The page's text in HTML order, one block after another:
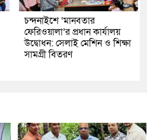
চন্দনাইশে ‘মানবতার
ফেরিওয়ালা’র প্রধান কার্যালয়
উদ্বোধন: সেলাই মেশিন ও শিক্ষা
সামগ্রী বিতরণ